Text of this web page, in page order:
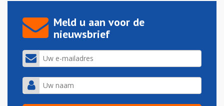
Meld u aan voor de
nieuwsbrief